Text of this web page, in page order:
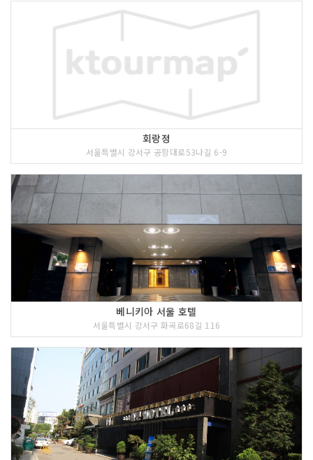
회랑정
서울특별시 강서구 공항대로53나길 6-9
베니키아 서울 호텔
서울특별시 강서구 화곡로68길 116